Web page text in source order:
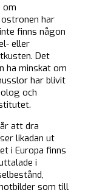
om
har
finns någon
eller
Det
ha minskat om
har blivit
och
att dra
likadan ut
i Europa finns
i
som till